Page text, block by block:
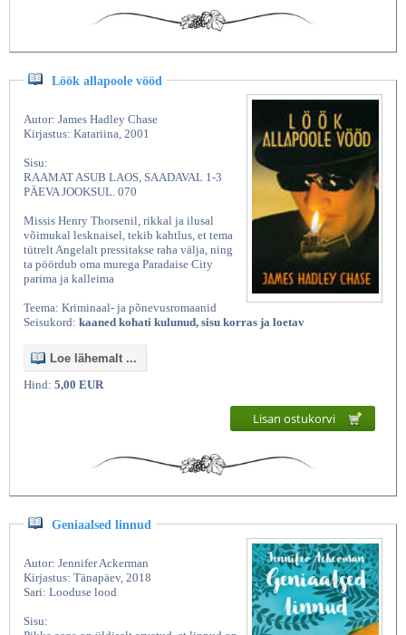
Löök allapoole vööd
Autor: James Hadley Chase
Kirjastus: Katariina, 2001
Sisu:
RAAMAT ASUB LAOS, SAADAVAL 1-3
PÄEVA JOOKSUL. 070
Missis Henry Thorsenil, rikkal ja ilusal
võimukal lesknaisel, tekib kahtlus, et tema
tütrelt Angelalt pressitakse raha välja, ning
ta pöördub oma murega Paradaise City
parima ja kalleima
Teema: Kriminaal- ja põnevusromaanid
Seisukord: kaaned kohati kulunud, sisu korras ja loetav
Loe lähemalt ...
Hind: 5,00 EUR
Lisan ostukorvi
Geniaalsed linnud
Autor: Jennifer Ackerman
Kirjastus: Tänapäev, 2018
Sari: Looduse lood
Sisu: